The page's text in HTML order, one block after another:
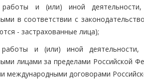
и (или) иной деятельности,
в соответствии с
- застрахованные лица);
и (или) иной деятельности,
лицами за пределами Российской
международными договорами